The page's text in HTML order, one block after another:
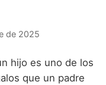
por D
de 2025
hijo es uno de los
que un padre